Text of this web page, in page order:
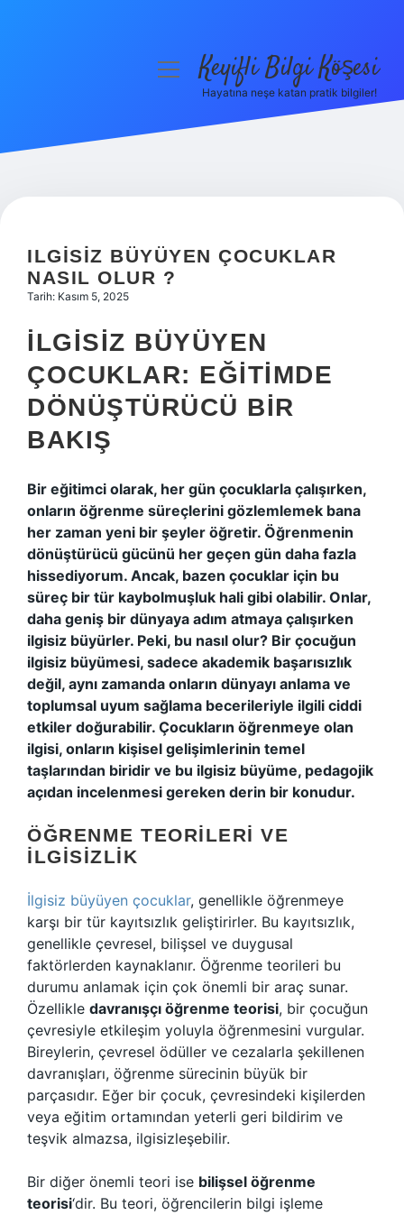
Hakkımızda
menüyüKeyifli Bilgi Köşesi
Hayatına neşe katan pratik bilgiler!
ILGISIZ BÜYÜYEN ÇOCUKLAR
NASIL OLUR ?
Tarih: Kasım 5, 2025
İLGISIZ BÜYÜYEN
ÇOCUKLAR: EĞITIMDE
DÖNÜŞTÜRÜCÜ BIR
BAKIŞ
Bir eğitimci olarak, her gün çocuklarla çalışırken,
onların öğrenme süreçlerini gözlemlemek bana
her zaman yeni bir şeyler öğretir. Öğrenmenin
dönüştürücü gücünü her geçen gün daha fazla
hissediyorum. Ancak, bazen çocuklar için bu
süreç bir tür kaybolmuşluk hali gibi olabilir. Onlar,
daha geniş bir dünyaya adım atmaya çalışırken
ilgisiz büyürler. Peki, bu nasıl olur? Bir çocuğun
ilgisiz büyümesi, sadece akademik başarısızlık
değil, aynı zamanda onların dünyayı anlama ve
toplumsal uyum sağlama becerileriyle ilgili ciddi
etkiler doğurabilir. Çocukların öğrenmeye olan
ilgisi, onların kişisel gelişimlerinin temel
taşlarından biridir ve bu ilgisiz büyüme, pedagojik
açıdan incelenmesi gereken derin bir konudur.
ÖĞRENME TEORILERI VE
İLGISIZLIK
İlgisiz büyüyen çocuklar, genellikle öğrenmeye
karşı bir tür kayıtsızlık geliştirirler. Bu kayıtsızlık,
genellikle çevresel, bilişsel ve duygusal
faktörlerden kaynaklanır. Öğrenme teorileri bu
durumu anlamak için çok önemli bir araç sunar.
Özellikle davranışçı öğrenme teorisi, bir çocuğun
çevresiyle etkileşim yoluyla öğrenmesini vurgular.
Bireylerin, çevresel ödüller ve cezalarla şekillenen
davranışları, öğrenme sürecinin büyük bir
parçasıdır. Eğer bir çocuk, çevresindeki kişilerden
veya eğitim ortamından yeterli geri bildirim ve
teşvik almazsa, ilgisizleşebilir.
Bir diğer önemli teori ise bilişsel öğrenme
teorisi‘dir. Bu teori, öğrencilerin bilgi işleme